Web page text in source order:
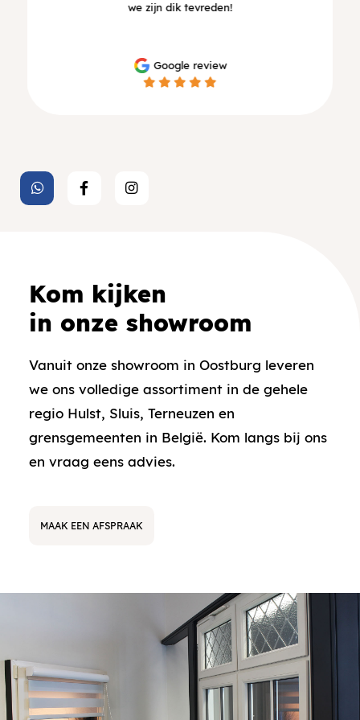
we zijn dik tevreden!
Google review
Kom kijken
in onze showroom
Vanuit onze showroom in Oostburg leveren
we ons volledige assortiment in de gehele
regio Hulst, Sluis, Terneuzen en
grensgemeenten in België. Kom langs bij ons
en vraag eens advies.
MAAK EEN AFSPRAAK